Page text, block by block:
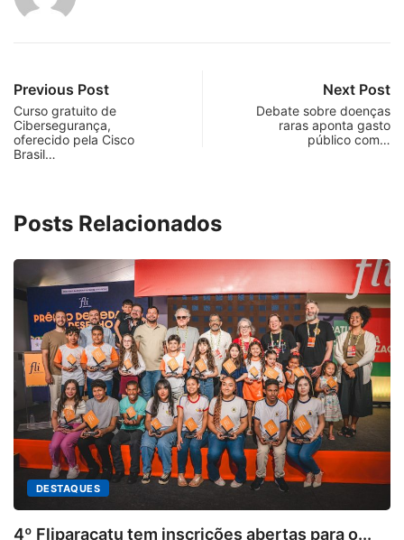
Previous Post
Curso gratuito de
Cibersegurança,
oferecido pela Cisco
Brasil…
Next Post
Debate sobre doenças
raras aponta gasto
público com…
Posts Relacionados
DESTAQUES
4º Fliparacatu tem inscrições abertas para o...